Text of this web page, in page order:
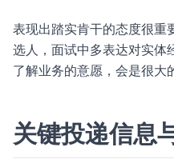
表现出踏实肯干的态度很重
选人，面试中多表达对实体
了解业务的意愿，会是很大
关键投递信息